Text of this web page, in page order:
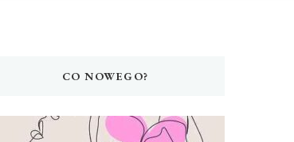
CO NOWEGO?